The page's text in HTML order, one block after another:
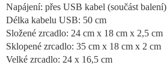
Napájení: přes USB kabel (součást balení)
Délka kabelu USB: 50 cm
Složené zrcadlo: 24 cm x 18 cm x 2,5 cm
Sklopené zrcadlo: 35 cm x 18 cm x 2 cm
Velké zrcadlo: 24 x 16,5 cm